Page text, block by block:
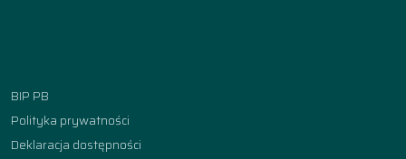
BIP PB
Polityka prywatności
Deklaracja dostępności